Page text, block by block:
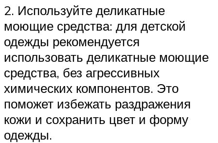
2. Используйте деликатные
моющие средства: для детской
одежды рекомендуется
использовать деликатные моющие
средства, без агрессивных
химических компонентов. Это
поможет избежать раздражения
кожи и сохранить цвет и форму
одежды.